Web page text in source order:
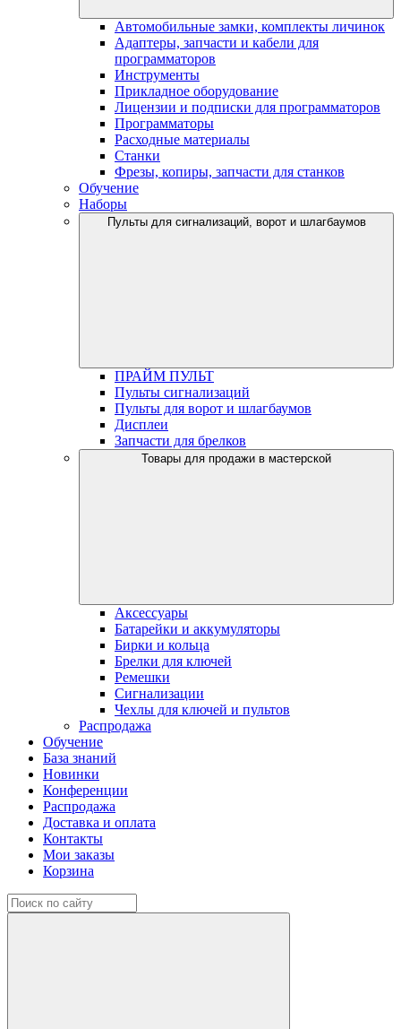
Автомобильные замки, комплекты личинок
Адаптеры, запчасти и кабели для
программаторов
Инструменты
Прикладное оборудование
Лицензии и подписки для программаторов
Программаторы
Расходные материалы
Станки
Фрезы, копиры, запчасти для станков
Обучение
Наборы
Пульты для сигнализаций, ворот и шлагбаумов
ПРАЙМ ПУЛЬТ
Пульты сигнализаций
Пульты для ворот и шлагбаумов
Дисплеи
Запчасти для брелков
Товары для продажи в мастерской
Аксессуары
Батарейки и аккумуляторы
Бирки и кольца
Брелки для ключей
Ремешки
Сигнализации
Чехлы для ключей и пультов
Распродажа
Обучение
База знаний
Новинки
Конференции
Распродажа
Доставка и оплата
Контакты
Мои заказы
Корзина